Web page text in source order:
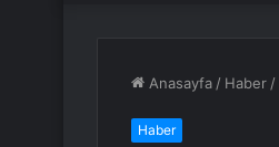
Anasayfa / Haber /
Haber